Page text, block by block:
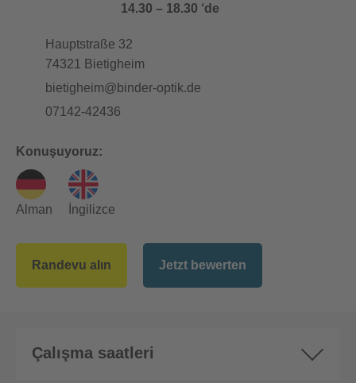
14.30 – 18.30 ‘de
Hauptstraße 32
74321
Bietigheim
bietigheim@binder-optik.de
07142-42436
Konuşuyoruz:
Alman İngilizce
Randevu alın Jetzt bewerten
Çalışma saatleri